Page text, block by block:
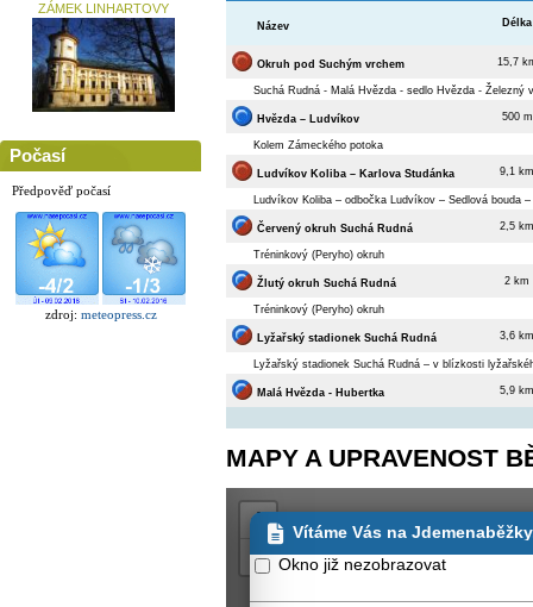
ZÁMEK LINHARTOVY
Počasí
Předpověď počasí
zdroj: meteopress.cz
Název Délka
Okruh pod Suchým vrchem 15,7
Suchá Rudná - Malá Hvězda - sedlo Hvězda - Železný
Hvězda – Ludvíkov 500 m
Kolem Zámeckého potoka
Ludvíkov Koliba – Karlova Studánka 9,1
Ludvíkov Koliba – odbočka Ludvíkov – Sedlová bouda
Červený okruh Suchá Rudná 2,5
Tréninkový (Peryho) okruh
Žlutý okruh Suchá Rudná 2 km
Tréninkový (Peryho) okruh
Lyžařský stadionek Suchá Rudná 3,6
Lyžařský stadionek Suchá Rudná – v blízkosti
Malá Hvězda - Hubertka 5,9
MAPY A UPRAVENOST